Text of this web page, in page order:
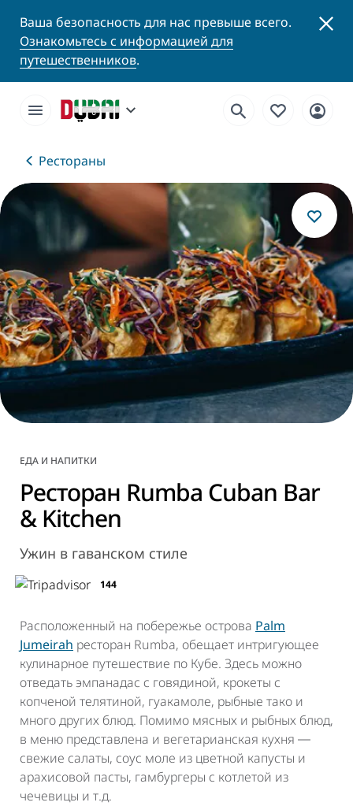
Ваша безопасность для нас превыше всего.
Ознакомьтесь с информацией для
путешественников.
Рестораны
ЕДА И НАПИТКИ
Ресторан Rumba Cuban Bar
& Kitchen
Ужин в гаванском стиле
144
Расположенный на побережье острова Palm
Jumeirah ресторан Rumba, обещает интригующее
кулинарное путешествие по Кубе. Здесь можно
отведатьэмпанадас с говядиной, крокеты с
копченой телятиной, гуакамоле, рыбные тако и
много других блюд. Помимо мясных и рыбных блюд,
в меню представлена и вегетарианская кухня ―
свежие салаты, соус моле из цветной капусты и
арахисовой пасты, гамбургеры с котлетой из
чечевицы и т.д.